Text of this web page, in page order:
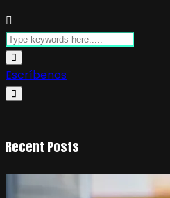
Escríbenos
Recent Posts